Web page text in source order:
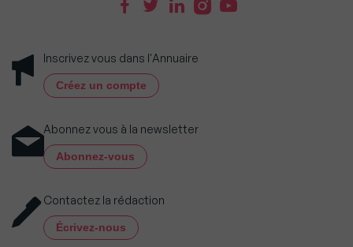
Inscrivez vous dans l'Annuaire
Créez un compte
Abonnez vous à la newsletter
Abonnez-vous
Contactez la rédaction
Écrivez-nous